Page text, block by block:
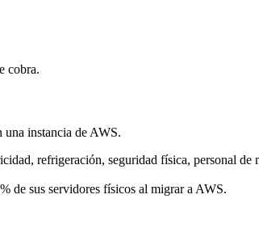
cobra.
una instancia de AWS.
refrigeración, seguridad física, personal
de sus servidores físicos al migrar a AWS.